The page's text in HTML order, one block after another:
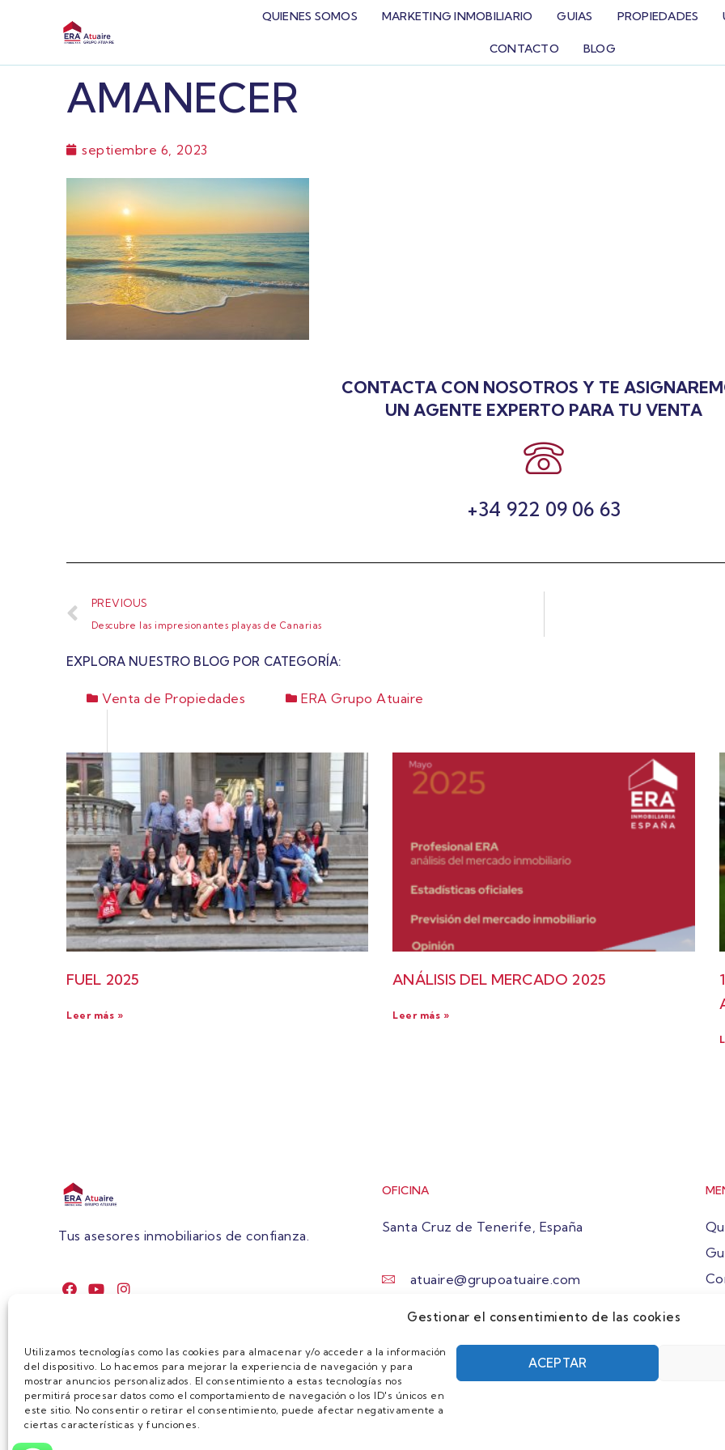
Gestionar el consentimiento de las cookies
Utilizamos tecnologías como las cookies para almacenar y/o acceder a la información
del dispositivo. Lo hacemos para mejorar la experiencia de navegación y para
mostrar anuncios personalizados. El consentimiento a estas tecnologías nos
permitirá procesar datos como el comportamiento de navegación o los ID's únicos en
este sitio. No consentir o retirar el consentimiento, puede afectar negativamente a
ciertas características y funciones.
ACEPTAR
QUIENES SOMOS MARKETING INMOBILIARIO GUIAS PROPIEDADES
CONTACTO BLOG
AMANECER
septiembre 6, 2023
CONTACTA CON NOSOTROS Y TE
UN AGENTE EXPERTO PARA TU VENTA
+34 922 09 06 63
PREVIOUS
Descubre las impresionantes playas de Canarias
EXPLORA NUESTRO BLOG POR CATEGORÍA:
Venta de Propiedades ERA Grupo Atuaire
FUEL 2025
Leer más »
ANÁLISIS DEL MERCADO 2025
Leer más »
Tus asesores inmobiliarios de confianza.
OFICINA
Santa Cruz de Tenerife, España
atuaire@grupoatuaire.com